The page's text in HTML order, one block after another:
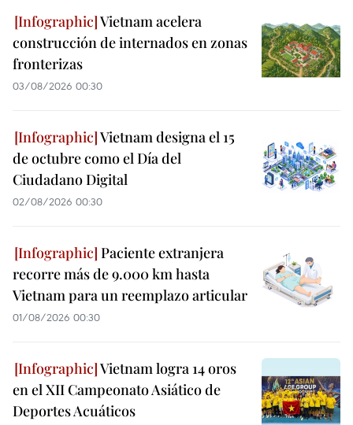
Vietnam acelera
construcción de internados en zonas
fronterizas
03/08/2026 00:30
Vietnam designa el 15
de octubre como el Día del
Ciudadano Digital
02/08/2026 00:30
Paciente extranjera
recorre más de 9.000 km hasta
Vietnam para un reemplazo articular
01/08/2026 00:30
Vietnam logra 14 oros
en el XII Campeonato Asiático de
Deportes Acuáticos